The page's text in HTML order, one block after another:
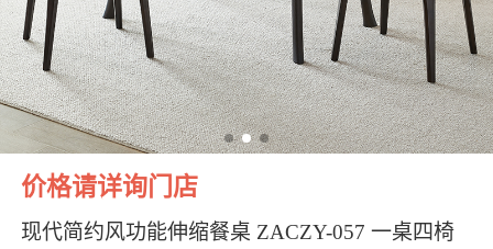
价格请详询门店
现代简约风功能伸缩餐桌 ZACZY-057 一桌四椅